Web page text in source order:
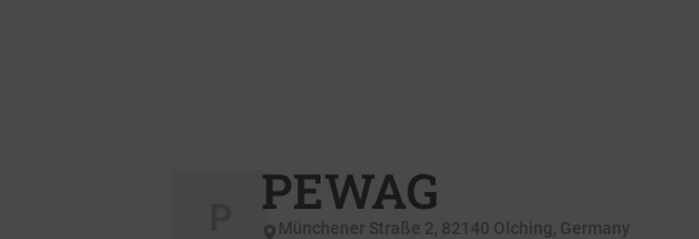
PEWAG
Münchener Straße 2, 82140 Olching, Germany